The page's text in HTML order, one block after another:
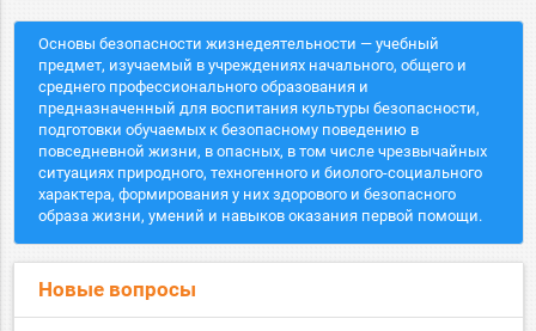
Основы безопасности жизнедеятельности — учебный
предмет, изучаемый в учреждениях начального, общего и
среднего профессионального образования и
предназначенный для воспитания культуры безопасности,
подготовки обучаемых к безопасному поведению в
повседневной жизни, в опасных, в том числе чрезвычайных
ситуациях природного, техногенного и биолого-социального
характера, формирования у них здорового и безопасного
образа жизни, умений и навыков оказания первой помощи.
Новые вопросы